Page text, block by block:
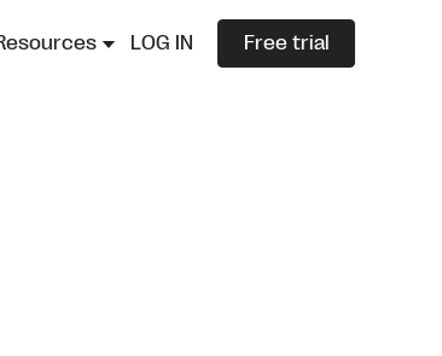
LOG IN Free trial